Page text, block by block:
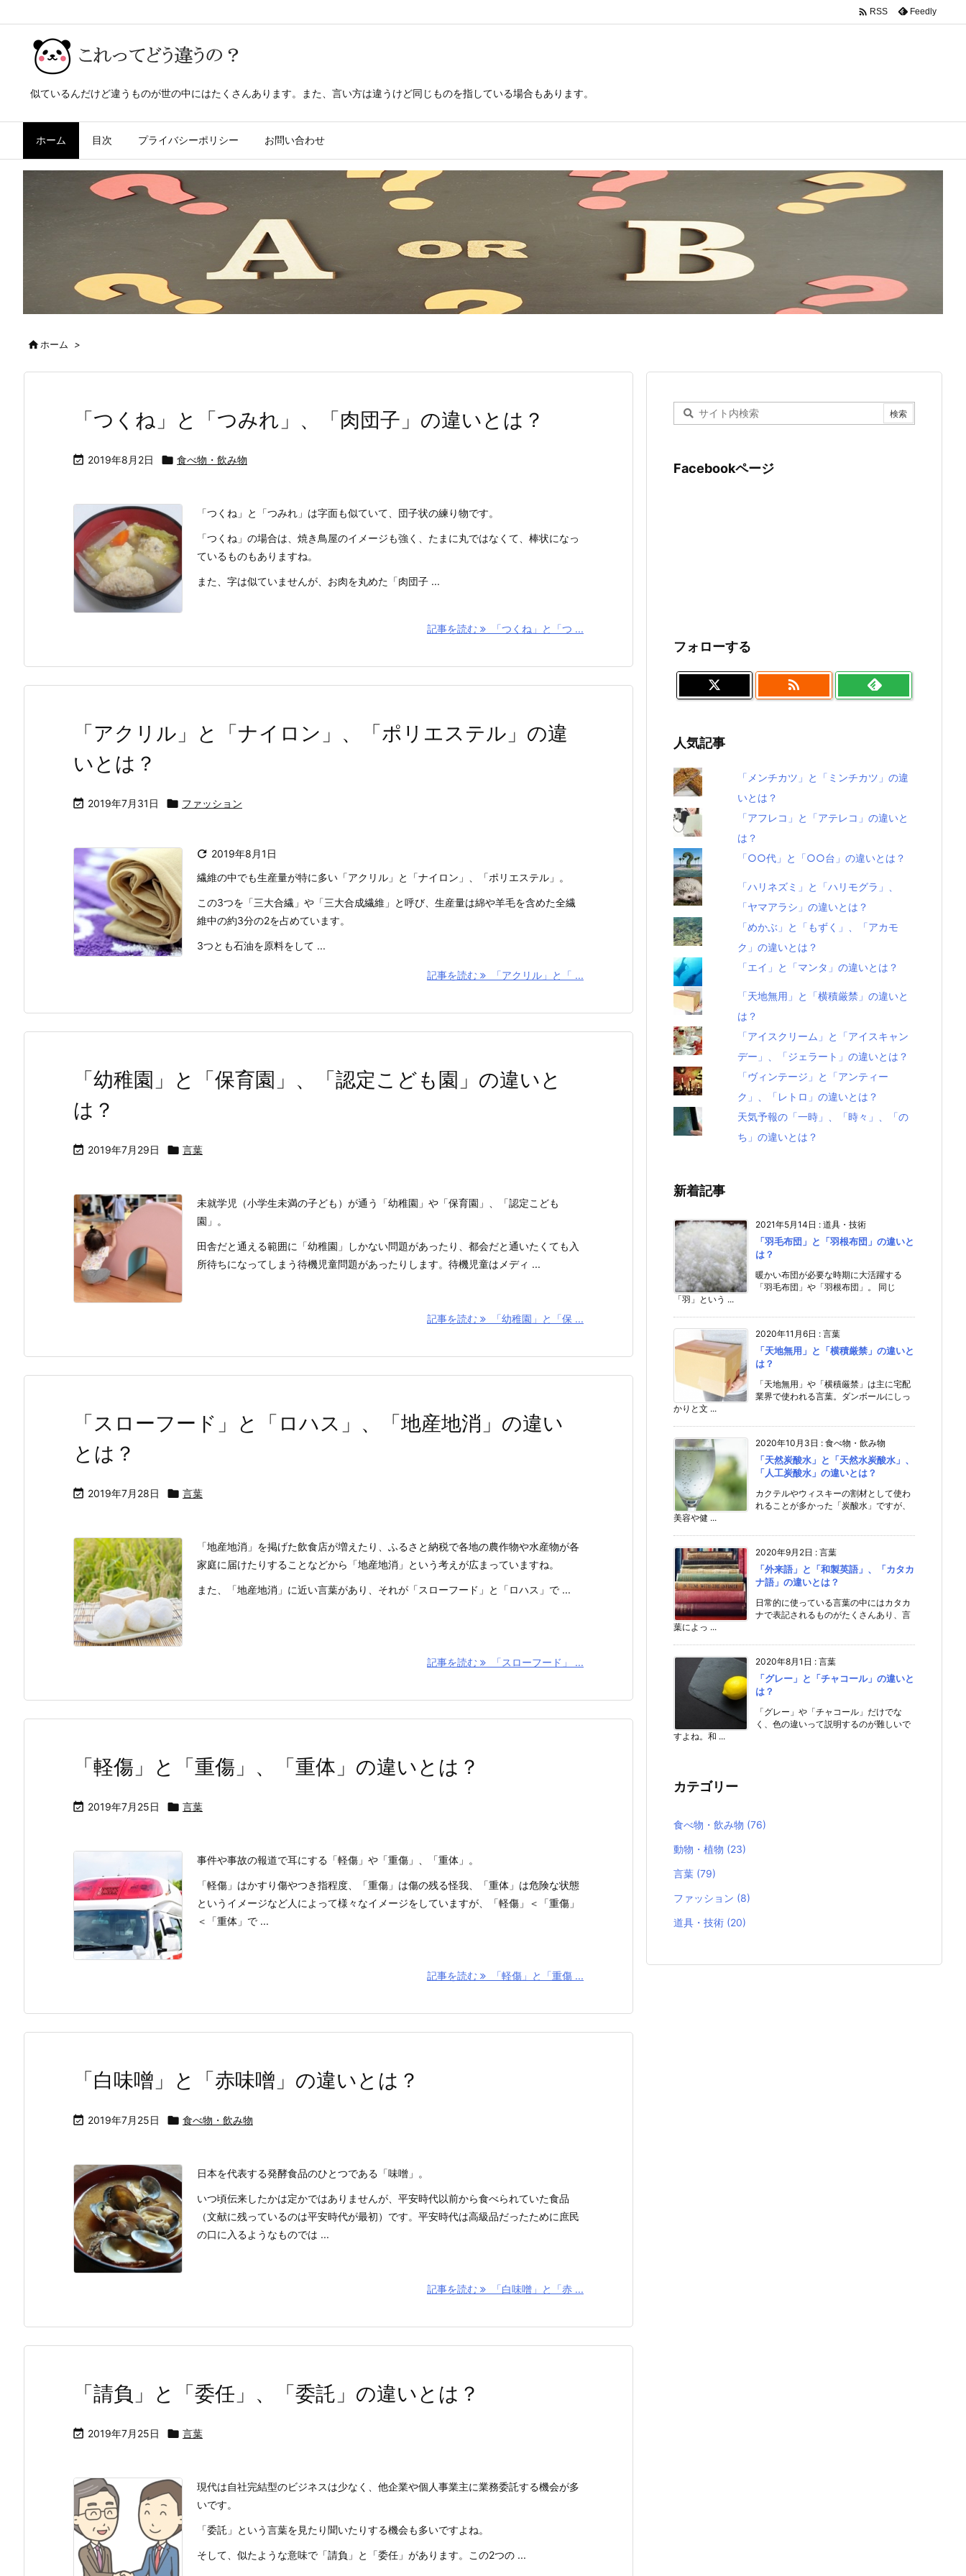
似ているんだけど違うものが世の中にはたくさんあります。また、言い方は違うけど同じものを指している場合もあります。
ホーム 目次 プライバシーポリシー お問い合わせ
 RSS Feedly
ホーム >
「つくね」と「つみれ」、「肉団子」の違いとは？
 2019年8月2日  食べ物・飲み物
「つくね」と「つみれ」は字面も似ていて、団子状の練り物です。
「つくね」の場合は、焼き鳥屋のイメージも強く、たまに丸ではなくて、棒状になっ
ているものもありますね。
また、字は似ていませんが、お肉を丸めた「肉団子 ...
記事を読む 「つくね」と「つ ...
「アクリル」と「ナイロン」、「ポリエステル」の違
いとは？
 2019年7月31日  ファッション
 2019年8月1日
繊維の中でも生産量が特に多い「アクリル」と「ナイロン」、「ポリエステル」。
この3つを「三大合繊」や「三大合成繊維」と呼び、生産量は綿や羊毛を含めた全繊
維中の約3分の2を占めています。
3つとも石油を原料をして ...
記事を読む 「アクリル」と「 ...
「幼稚園」と「保育園」、「認定こども園」の違いと
は？
 2019年7月29日  言葉
未就学児（小学生未満の子ども）が通う「幼稚園」や「保育園」、「認定こども
園」。
田舎だと通える範囲に「幼稚園」しかない問題があったり、都会だと通いたくても入
所待ちになってしまう待機児童問題があったりします。待機児童はメディ ...
記事を読む 「幼稚園」と「保 ...
「スローフード」と「ロハス」、「地産地消」の違い
とは？
 2019年7月28日  言葉
「地産地消」を掲げた飲食店が増えたり、ふるさと納税で各地の農作物や水産物が各
家庭に届けたりすることなどから「地産地消」という考えが広まっていますね。
また、「地産地消」に近い言葉があり、それが「スローフード」と「ロハス」で ...
記事を読む 「スローフード」 ...
「軽傷」と「重傷」、「重体」の違いとは？
 2019年7月25日  言葉
事件や事故の報道で耳にする「軽傷」や「重傷」、「重体」。
「軽傷」はかすり傷やつき指程度、「重傷」は傷の残る怪我、「重体」は危険な状態
というイメージなど人によって様々なイメージをしていますが、「軽傷」＜「重傷」
＜「重体」で ...
記事を読む 「軽傷」と「重傷 ...
「白味噌」と「赤味噌」の違いとは？
 2019年7月25日  食べ物・飲み物
日本を代表する発酵食品のひとつである「味噌」。
いつ頃伝来したかは定かではありませんが、平安時代以前から食べられていた食品
（文献に残っているのは平安時代が最初）です。平安時代は高級品だったために庶民
の口に入るようなものでは ...
記事を読む 「白味噌」と「赤 ...
「請負」と「委任」、「委託」の違いとは？
 2019年7月25日  言葉
現代は自社完結型のビジネスは少なく、他企業や個人事業主に業務委託する機会が多
いです。
「委託」という言葉を見たり聞いたりする機会も多いですよね。
そして、似たような意味で「請負」と「委任」があります。この2つの ...
Facebookページ
フォローする

人気記事
「メンチカツ」と「ミンチカツ」の違
いとは？
「アフレコ」と「アテレコ」の違いと
は？
「○○代」と「○○台」の違いとは？
「ハリネズミ」と「ハリモグラ」、
「ヤマアラシ」の違いとは？
「めかぶ」と「もずく」、「アカモ
ク」の違いとは？
「エイ」と「マンタ」の違いとは？
「天地無用」と「横積厳禁」の違いと
は？
「アイスクリーム」と「アイスキャン
デー」、「ジェラート」の違いとは？
「ヴィンテージ」と「アンティー
ク」、「レトロ」の違いとは？
天気予報の「一時」、「時々」、「の
ち」の違いとは？
新着記事
2021年5月14日 : 道具・技術
「羽毛布団」と「羽根布団」の違いと
は？
暖かい布団が必要な時期に大活躍する
「羽毛布団」や「羽根布団」。 同じ
「羽」という ...
2020年11月6日 : 言葉
「天地無用」と「横積厳禁」の違いと
は？
「天地無用」や「横積厳禁」は主に宅配
業界で使われる言葉。ダンボールにしっ
かりと文 ...
2020年10月3日 : 食べ物・飲み物
「天然炭酸水」と「天然水炭酸水」、
「人工炭酸水」の違いとは？
カクテルやウィスキーの割材として使わ
れることが多かった「炭酸水」ですが、
美容や健 ...
2020年9月2日 : 言葉
「外来語」と「和製英語」、「カタカ
ナ語」の違いとは？
日常的に使っている言葉の中にはカタカ
ナで表記されるものがたくさんあり、言
葉によっ ...
2020年8月1日 : 言葉
「グレー」と「チャコール」の違いと
は？
「グレー」や「チャコール」だけでな
く、色の違いって説明するのが難しいで
すよね。和 ...
カテゴリー
食べ物・飲み物 (76)
動物・植物 (23)
言葉 (79)
ファッション (8)
道具・技術 (20)